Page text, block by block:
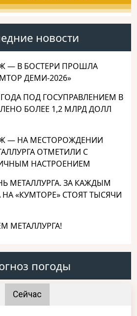
новости
— В БОСТЕРИ ПРОШЛА
ДЕМИ-2026»
ГОДА ПОД ГОСУПРАВЛЕНИЕМ В
БОЛЕЕ 1,2 МЛРД ДОЛЛ
— НА МЕСТОРОЖДЕНИИ
ОТМЕТИЛИ С
НАСТРОЕНИЕМ
МЕТАЛЛУРГА. ЗА КАЖДЫМ
«КУМТОРЕ» СТОЯТ ТЫСЯЧИ
МЕТАЛЛУРГА!
погоды
Сейчас